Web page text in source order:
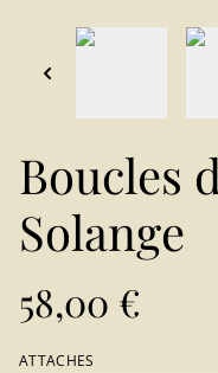
Boucles
Solange
58,00 €
ATTACHES